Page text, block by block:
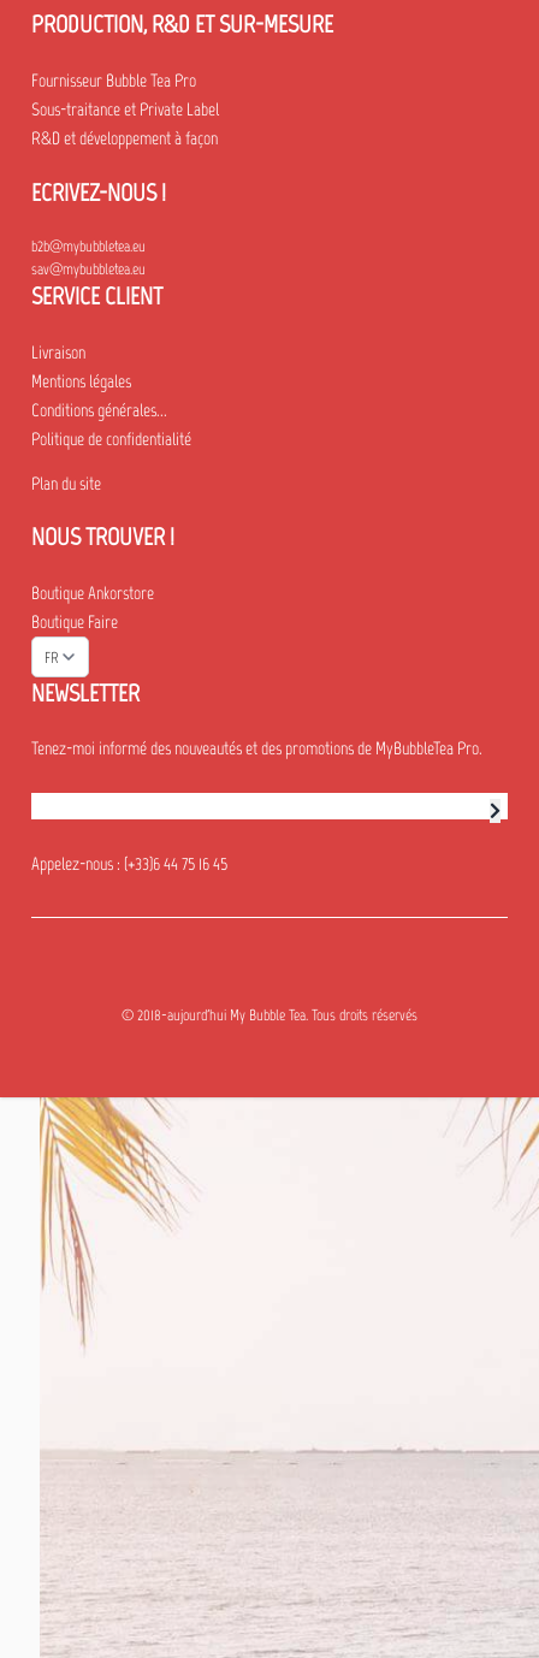
PRODUCTION, R&D ET SUR-MESURE
Fournisseur Bubble Tea Pro
Sous-traitance et Private Label
R&D et développement à façon
ECRIVEZ-NOUS !
b2b@mybubbletea.eu
sav@mybubbletea.eu
SERVICE CLIENT
Livraison
Mentions légales
Conditions générales...
Politique de confidentialité
Plan du site
NOUS TROUVER !
Boutique Ankorstore
Boutique Faire
FR
NEWSLETTER
Tenez-moi informé des nouveautés et des promotions de MyBubbleTea Pro.
Appelez-nous : (+33)6 44 75 16 45
© 2018-aujourd'hui My Bubble Tea. Tous droits réservés